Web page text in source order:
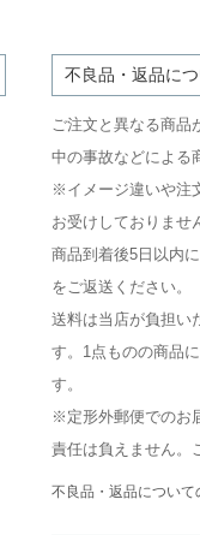
不良品・返品に
ご注文と異なる商品
中の事故などによる
※イメージ違いや注
お受けしておりませ
商品到着後5日以内
をご返送ください。
送料は当店が負担い
す。1点ものの商品
す。
※定形外郵便でのお
責任は負えません。
不良品・返品について